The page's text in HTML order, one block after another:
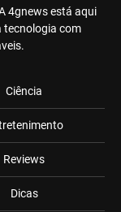
4gnews está aqui
tecnologia com
Ciência
Reviews
Dicas